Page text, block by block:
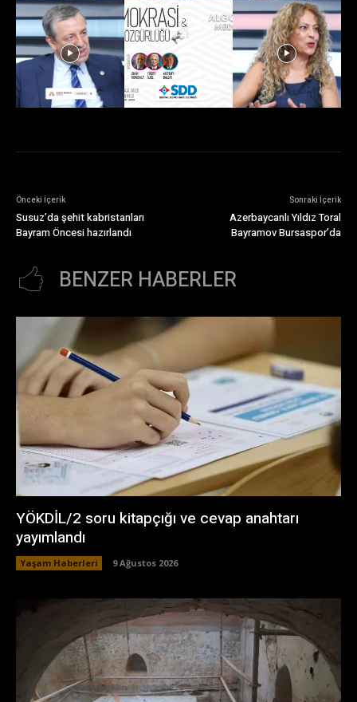
Önceki İçerik
Susuz’da şehit kabristanları
Bayram Öncesi hazırlandı
Sonraki İçerik
Azerbaycanlı Yıldız Toral
Bayramov Bursaspor’da
BENZER HABERLER
YÖKDİL/2 soru kitapçığı ve cevap anahtarı
yayımlandı
Yaşam Haberleri 9 Ağustos 2026